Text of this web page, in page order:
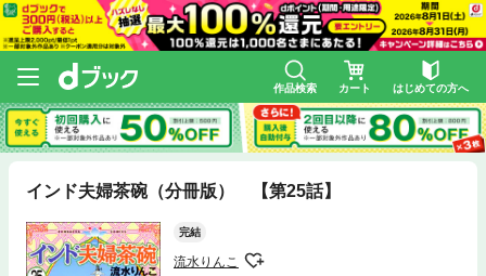
作品検索 カート はじめての方へ
インド夫婦茶碗（分冊版） 【第25話】
完結
流水りんこ